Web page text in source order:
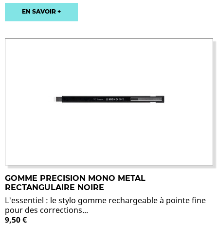
EN SAVOIR +
GOMME PRECISION MONO METAL
RECTANGULAIRE NOIRE
L'essentiel : le stylo gomme rechargeable à pointe fine
pour des corrections...
9,50 €